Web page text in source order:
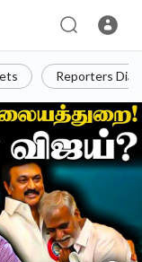
Reporters